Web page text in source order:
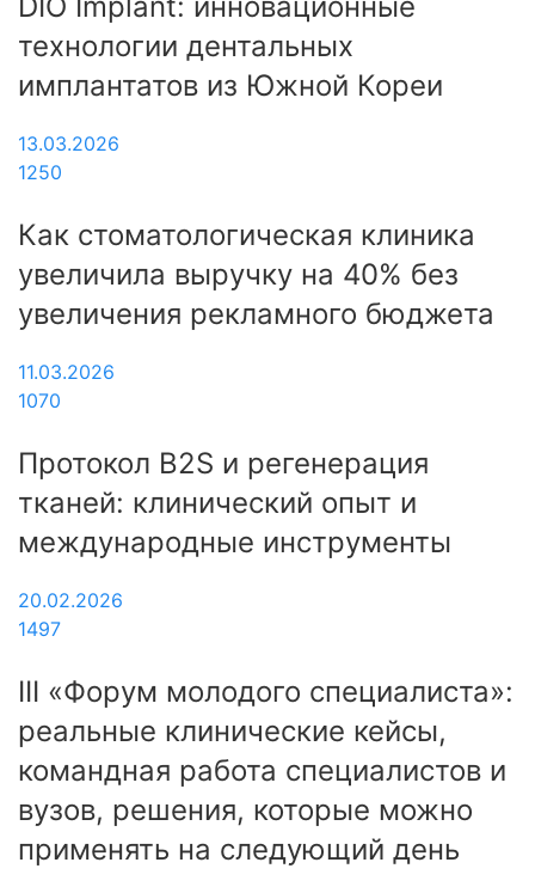
технологии дентальных
имплантатов из Южной Кореи
13.03.2026
1250
Как стоматологическая клиника
увеличила выручку на 40% без
увеличения рекламного бюджета
11.03.2026
1070
Протокол B2S и регенерация
тканей: клинический опыт и
международные инструменты
20.02.2026
1497
III «Форум молодого специалиста»:
реальные клинические кейсы,
командная работа специалистов и
вузов, решения, которые можно
применять на следующий день